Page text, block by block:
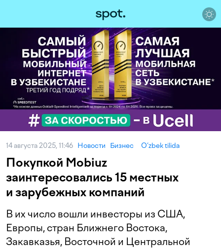
14 августа 2025, 11:46 Новости Бизнес O‘zbek tilida
Покупкой Mobiuz
заинтересовались 15 местных
и зарубежных компаний
В их число вошли инвесторы из США,
Европы, стран Ближнего Востока,
Закавказья, Восточной и Центральной